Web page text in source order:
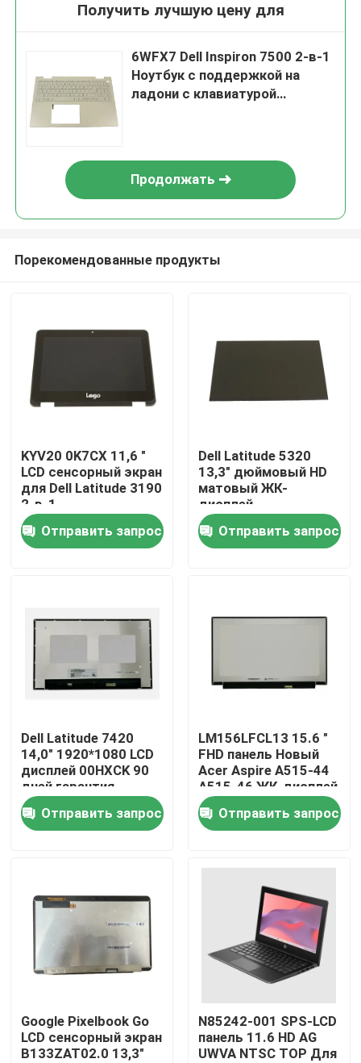
О Компании
Продукция
Видео
Замена экрана Dell LCD
Замена экрана HP LCD
Замена экрана Macbook LCD
Получить лучшую цену для
6WFX7 Dell Inspiron 7500 2-в-1
Ноутбук с поддержкой на
ладони с клавиатурой
Продолжать
Порекомендованные продукты
KYV20 0K7CX 11,6 "
LCD сенсорный экран
для Dell Latitude 3190
2-в-1
Отправить запрос
Dell Latitude 5320
13,3" дюймовый HD
матовый ЖК-
дисплей
Отправить запрос
Dell Latitude 7420
14,0" 1920*1080 LCD
дисплей 00HXCK 90
дней гарантия
Отправить запрос
LM156LFCL13 15.6 "
FHD панель Новый
Acer Aspire A515-44
A515-46 ЖК-дисплей
Отправить запрос
Google Pixelbook Go
LCD сенсорный экран
B133ZAT02.0 13,3"
N85242-001 SPS-LCD
панель 11.6 HD AG
UWVA NTSC TOP Для